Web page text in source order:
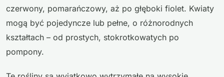
czerwony, pomarańczowy, aż po głęboki fiolet. Kwiaty
mogą być pojedyncze lub pełne, o różnorodnych
kształtach – od prostych, stokrotkowatych po
pompony.